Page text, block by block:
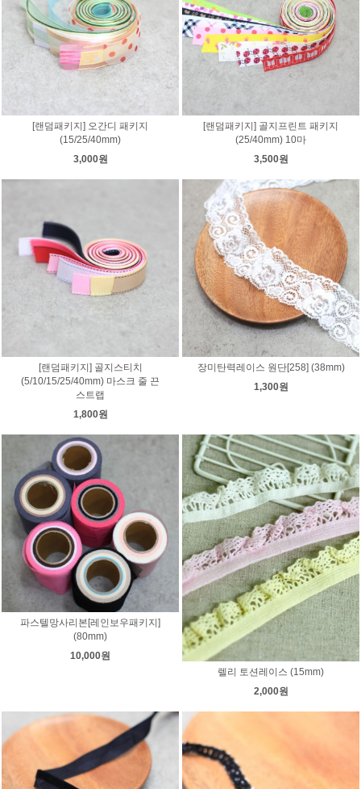
[랜덤패키지] 오간디 패키지
(15/25/40mm)
3,000원
[랜덤패키지] 골지프린트 패키지
(25/40mm) 10마
3,500원
[랜덤패키지] 골지스티치
(5/10/15/25/40mm) 마스크 줄 끈
스트랩
1,800원
장미탄력레이스 원단[258] (38mm)
1,300원
파스텔망사리본[레인보우패키지]
(80mm)
10,000원
렐리 토션레이스 (15mm)
2,000원